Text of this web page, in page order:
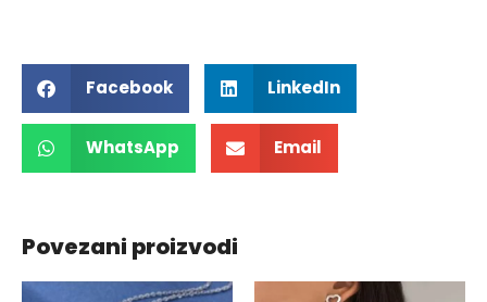
Facebook LinkedIn
WhatsApp Email
Povezani proizvodi